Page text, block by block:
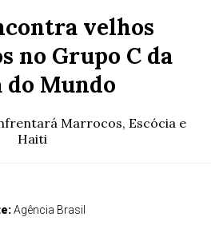
velhos
no Grupo C da
do Mundo
Marrocos, Escócia e
Haiti
Agência Brasil